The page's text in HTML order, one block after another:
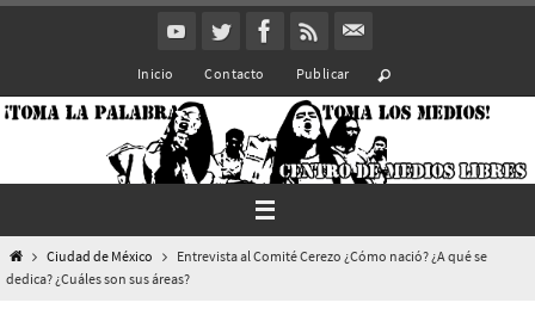
Inicio Contacto Publicar
InicioCiudad de México
Entrevista al Comité Cerezo ¿Cómo nació? ¿A qué se
dedica? ¿Cuáles son sus áreas?